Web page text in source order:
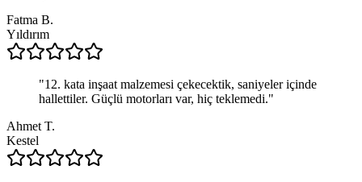
Fatma B.
Yıldırım
"12. kata inşaat malzemesi çekecektik, saniyeler içinde
hallettiler. Güçlü motorları var, hiç teklemedi."
Ahmet T.
Kestel